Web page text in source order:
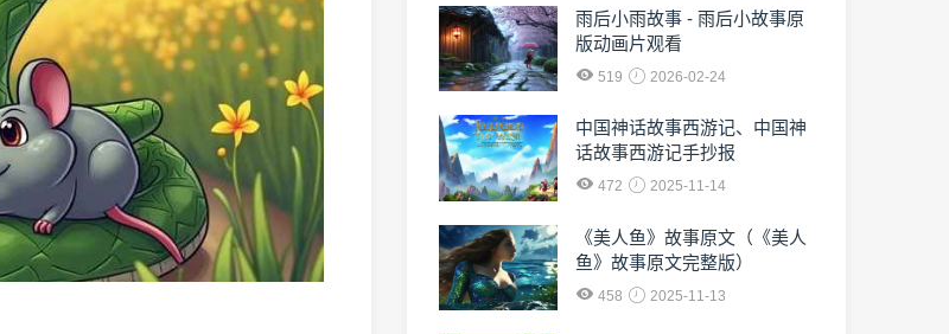
雨后小雨故事 - 雨后小故事原
版动画片观看
519 2026-02-24
中国神话故事西游记、中国神
话故事西游记手抄报
472 2025-11-14
《美人鱼》故事原文（《美人
鱼》故事原文完整版）
458 2025-11-13